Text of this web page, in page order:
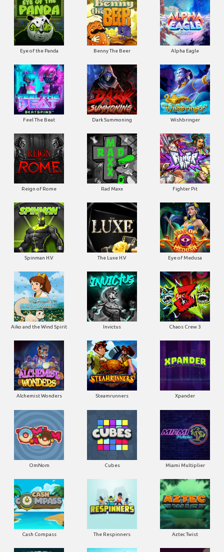
Eye of the Panda Benny The Beer Alpha Eagle
Feel The Beat Dark Summoning Wishbringer
Reign of Rome Rad Maxx Fighter Pit
Spinman H.V The Luxe H.V Eye of Medusa
Aiko and the Wind Spirit Invictus Chaos Crew 3
Alchemist Wonders Steamrunners Xpander
OmNom Cubes Miami Multiplier
Cash Compass The Respinners Aztec Twist